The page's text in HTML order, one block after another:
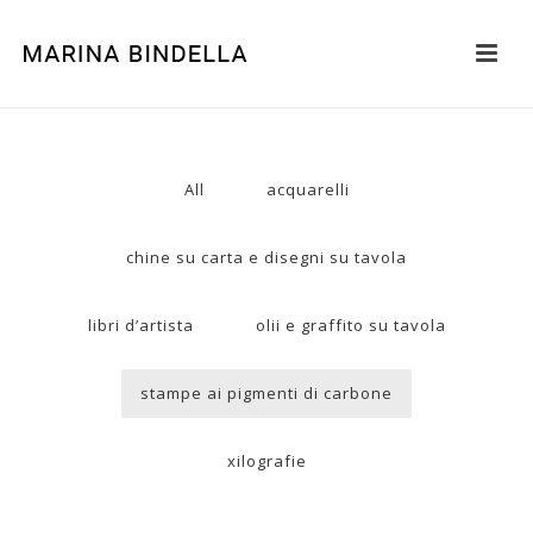
All acquarelli
chine su carta e disegni su tavola
libri d’artista olii e graffito su tavola
stampe ai pigmenti di carbone
xilografie